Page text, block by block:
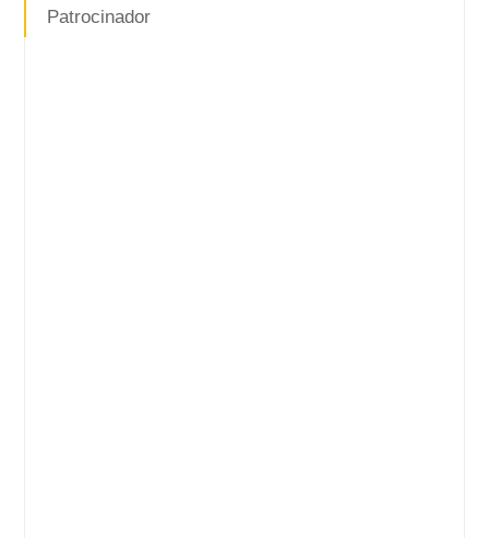
Patrocinador